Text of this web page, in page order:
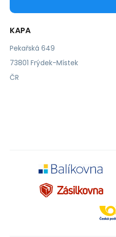
KAPA
Pekařská 649
73801 Frýdek-Místek
ČR